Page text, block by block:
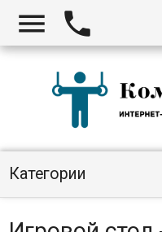
 
Категории